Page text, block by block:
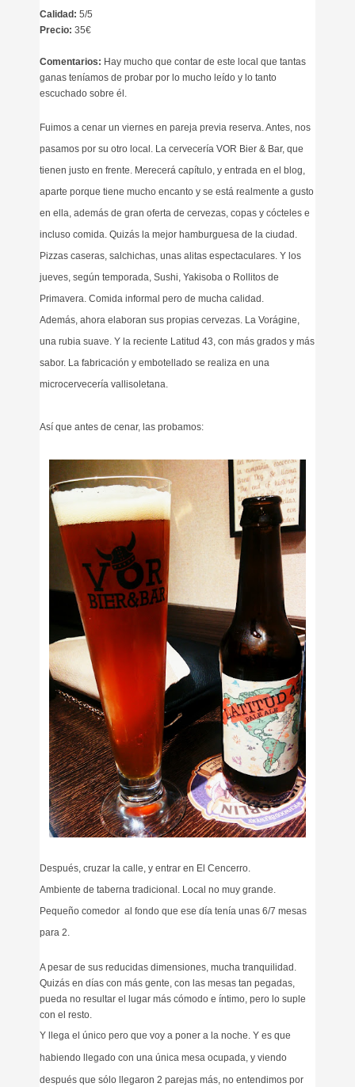
Calidad: 5/5
Precio: 35€
Comentarios: Hay mucho que contar de este local que tantas
ganas teníamos de probar por lo mucho leído y lo tanto
escuchado sobre él.
Fuimos a cenar un viernes en pareja previa reserva. Antes, nos
pasamos por su otro local. La cervecería VOR Bier & Bar, que
tienen justo en frente. Merecerá capítulo, y entrada en el blog,
aparte porque tiene mucho encanto y se está realmente a gusto
en ella, además de gran oferta de cervezas, copas y cócteles e
incluso comida. Quizás la mejor hamburguesa de la ciudad.
Pizzas caseras, salchichas, unas alitas espectaculares. Y los
jueves, según temporada, Sushi, Yakisoba o Rollitos de
Primavera. Comida informal pero de mucha calidad.
Además, ahora elaboran sus propias cervezas. La Vorágine,
una rubia suave. Y la reciente Latitud 43, con más grados y más
sabor. La fabricación y embotellado se realiza en una
microcervecería vallisoletana.
Así que antes de cenar, las probamos:
Después, cruzar la calle, y entrar en El Cencerro.
Ambiente de taberna tradicional. Local no muy grande.
Pequeño comedor al fondo que ese día tenía unas 6/7 mesas
para 2.
A pesar de sus reducidas dimensiones, mucha tranquilidad.
Quizás en días con más gente, con las mesas tan pegadas,
pueda no resultar el lugar más cómodo e íntimo, pero lo suple
con el resto.
Y llega el único pero que voy a poner a la noche. Y es que
habiendo llegado con una única mesa ocupada, y viendo
después que sólo llegaron 2 parejas más, no entendimos por